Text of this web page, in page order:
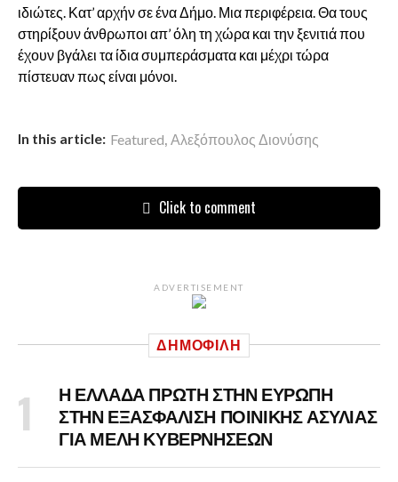
ιδιώτες. Κατ’ αρχήν σε ένα Δήμο. Μια περιφέρεια. Θα τους
στηρίξουν άνθρωποι απ’ όλη τη χώρα και την ξενιτιά που
έχουν βγάλει τα ίδια συμπεράσματα και μέχρι τώρα
πίστευαν πως είναι μόνοι.
In this article: Featured, Αλεξόπουλος Διονύσης
Click to comment
ADVERTISEMENT
ΔΗΜΟΦΙΛΉ
Η ΕΛΛΑΔΑ ΠΡΩΤΗ ΣΤΗΝ ΕΥΡΩΠΗ
ΣΤΗΝ ΕΞΑΣΦΑΛΙΣΗ ΠΟΙΝΙΚΗΣ ΑΣΥΛΙΑΣ
ΓΙΑ ΜΕΛΗ ΚΥΒΕΡΝΗΣΕΩΝ